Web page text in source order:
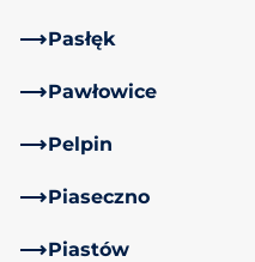
Pasłęk
Pawłowice
Pelpin
Piaseczno
Piastów